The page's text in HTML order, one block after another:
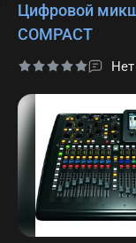
Цифровой
COMPACT